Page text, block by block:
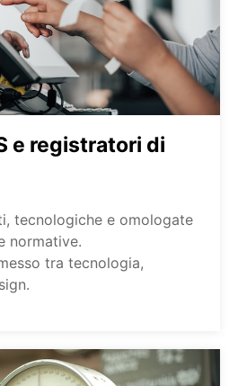
e registratori di
tecnologiche e omologate
normative.
tra tecnologia,